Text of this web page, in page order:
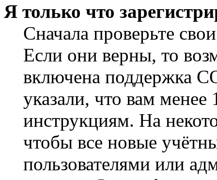
Я только что
Сначала проверьте
Если они верны, то
включена поддержка
указали, что вам
инструкциям. На
чтобы все новые
пользователями или